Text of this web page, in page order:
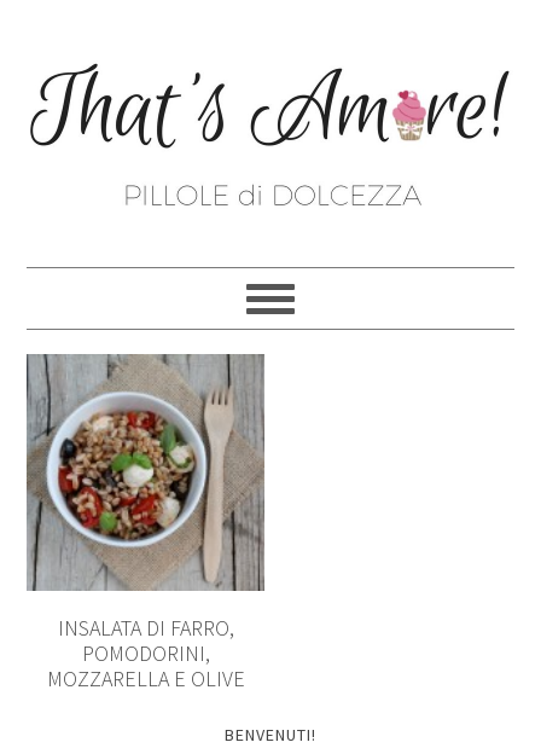
INSALATA DI FARRO,
POMODORINI,
MOZZARELLA E OLIVE
BENVENUTI!